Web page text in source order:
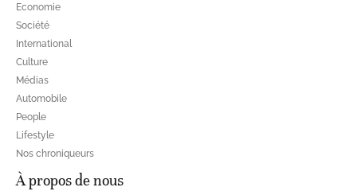
Economie
Société
International
Culture
Médias
Automobile
People
Lifestyle
Nos chroniqueurs
À propos de nous